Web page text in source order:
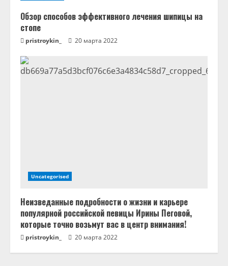
Обзор способов эффективного лечения шипицы на
стопе
pristroykin_ 20 марта 2022
Uncategorised
Неизведанные подробности о жизни и карьере
популярной российской певицы Ирины Пеговой,
которые точно возьмут вас в центр внимания!
pristroykin_ 20 марта 2022